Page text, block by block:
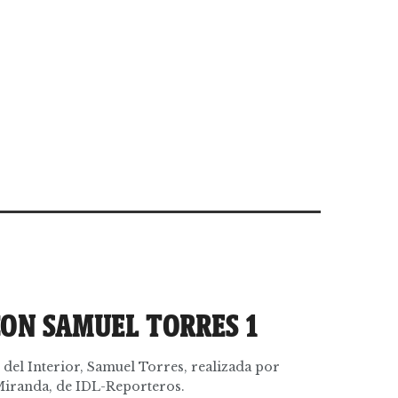
SAMUEL TORRES 1
Interior, Samuel Torres, realizada por
de IDL-Reporteros.